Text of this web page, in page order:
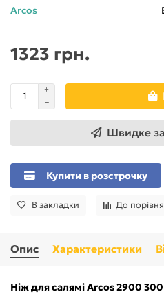
Arcos
1323 грн.
Швидке
Купити в розстрочку
В закладки До
Опис Характеристики
Ніж для салямі Arcos 2900